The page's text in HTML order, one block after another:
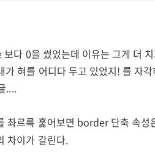
다 0을 썼었는데 이유는 그게 더
가 혀를 어디다 두고 있었지! 를 자
....
촤르륵 훑어보면 border 단축 속성
차이가 갈린다.